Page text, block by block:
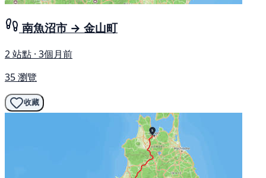
南魚沼市 → 金山町
2 站點 · 3個月前
35 瀏覽
收藏